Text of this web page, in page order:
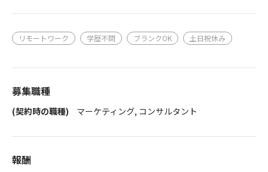
リモートワーク 学歴不問 ブランクOK 土日祝休み
募集職種
(契約時の職種) マーケティング, コンサルタント
報酬